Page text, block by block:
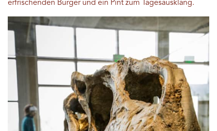
erfrischenden Burger und ein Pint zum Tagesausklang.